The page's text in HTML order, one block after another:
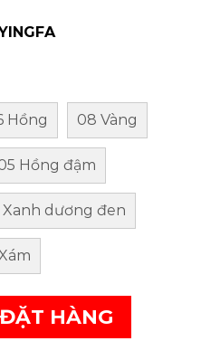
Hồng 08 Vàng
Hồng đậm
Xanh dương đen
HÀNG